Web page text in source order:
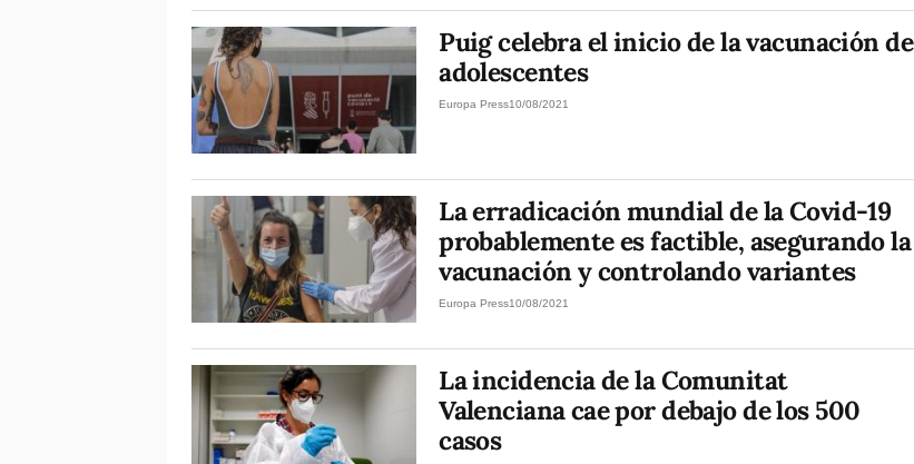
Puig celebra el inicio de la vacunación de
adolescentes
Europa Press10/08/2021
La erradicación mundial de la Covid-19
probablemente es factible, asegurando la
vacunación y controlando variantes
Europa Press10/08/2021
La incidencia de la Comunitat
Valenciana cae por debajo de los 500
casos